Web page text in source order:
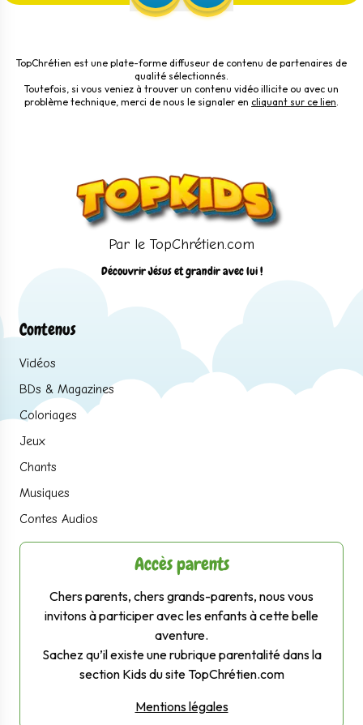
TopChrétien est une plate-forme diffuseur de contenu de partenaires de
qualité sélectionnés.
Toutefois, si vous veniez à trouver un contenu vidéo illicite ou avec un
problème technique, merci de nous le signaler en cliquant sur ce lien.
Par le TopChrétien.com
Découvrir Jésus et grandir avec lui !
Contenus
Vidéos
BDs & Magazines
Coloriages
Jeux
Chants
Musiques
Contes Audios
Accès parents
Chers parents, chers grands-parents, nous vous
invitons à participer avec les enfants à cette belle
aventure.
Sachez qu’il existe une rubrique parentalité dans la
section Kids du site TopChrétien.com
Mentions légales